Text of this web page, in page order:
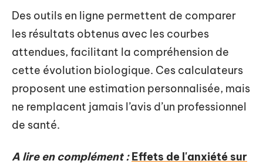
Des outils en ligne permettent de comparer
les résultats obtenus avec les courbes
attendues, facilitant la compréhension de
cette évolution biologique. Ces calculateurs
proposent une estimation personnalisée, mais
ne remplacent jamais l’avis d’un professionnel
de santé.
A lire en complément : Effets de l'anxiété sur